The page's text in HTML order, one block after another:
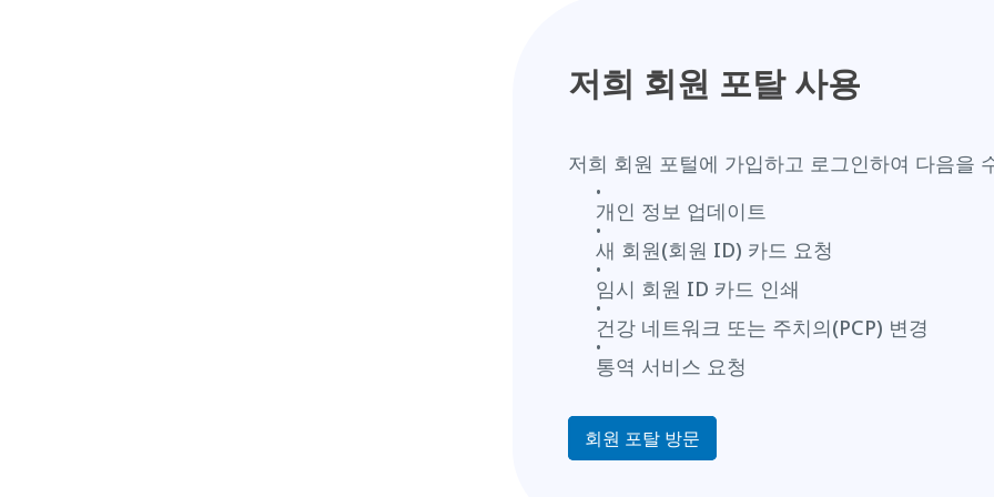
저희 회원 포탈 사용
저희 회원 포털에 가입하고 로그인하여 다음을
개인 정보 업데이트
새 회원(회원 ID) 카드 요청
임시 회원 ID 카드 인쇄
건강 네트워크 또는 주치의(PCP) 변경
통역 서비스 요청
회원 포탈 방문